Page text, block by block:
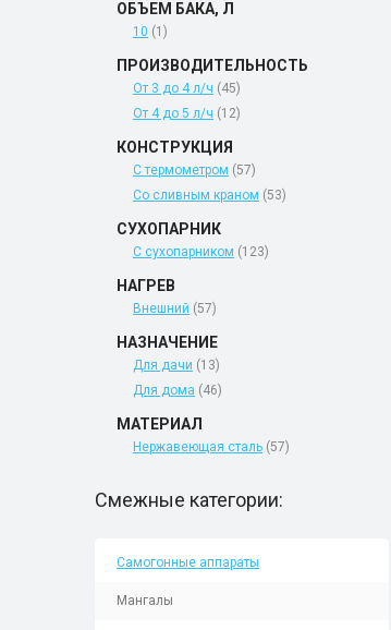
ОБЪЕМ БАКА, Л
10 (1)
ПРОИЗВОДИТЕЛЬНОСТЬ
От 3 до 4 л/ч (45)
От 4 до 5 л/ч (12)
КОНСТРУКЦИЯ
С термометром (57)
Со сливным краном (53)
СУХОПАРНИК
С сухопарником (123)
НАГРЕВ
Внешний (57)
НАЗНАЧЕНИЕ
Для дачи (13)
Для дома (46)
МАТЕРИАЛ
Нержавеющая сталь (57)
Смежные категории:
Самогонные аппараты
Мангалы